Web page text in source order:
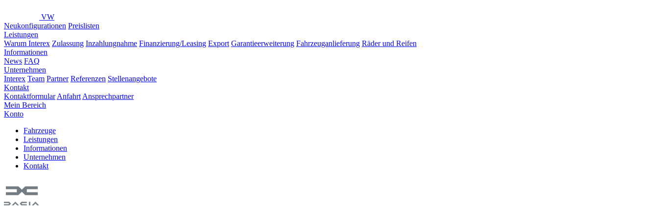
VW
Neukonfigurationen Preislisten
Leistungen
Warum Interex Zulassung Inzahlungnahme Finanzierung/Leasing Export Garantieerweiterung Fahrzeuganlieferung Räder und Reifen
Informationen
News FAQ
Unternehmen
Interex Team Partner Referenzen Stellenangebote
Kontakt
Kontaktformular Anfahrt Ansprechpartner
Mein Bereich
Konto
Fahrzeuge
Leistungen
Informationen
Unternehmen
Kontakt